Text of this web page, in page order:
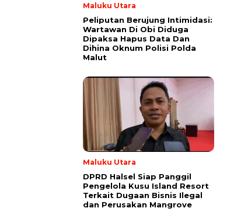
Maluku Utara
Peliputan Berujung Intimidasi:
Wartawan Di Obi Diduga
Dipaksa Hapus Data Dan
Dihina Oknum Polisi Polda
Malut
Maluku Utara
DPRD Halsel Siap Panggil
Pengelola Kusu Island Resort
Terkait Dugaan Bisnis Ilegal
dan Perusakan Mangrove